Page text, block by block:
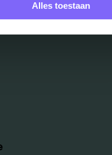
Alles toestaan